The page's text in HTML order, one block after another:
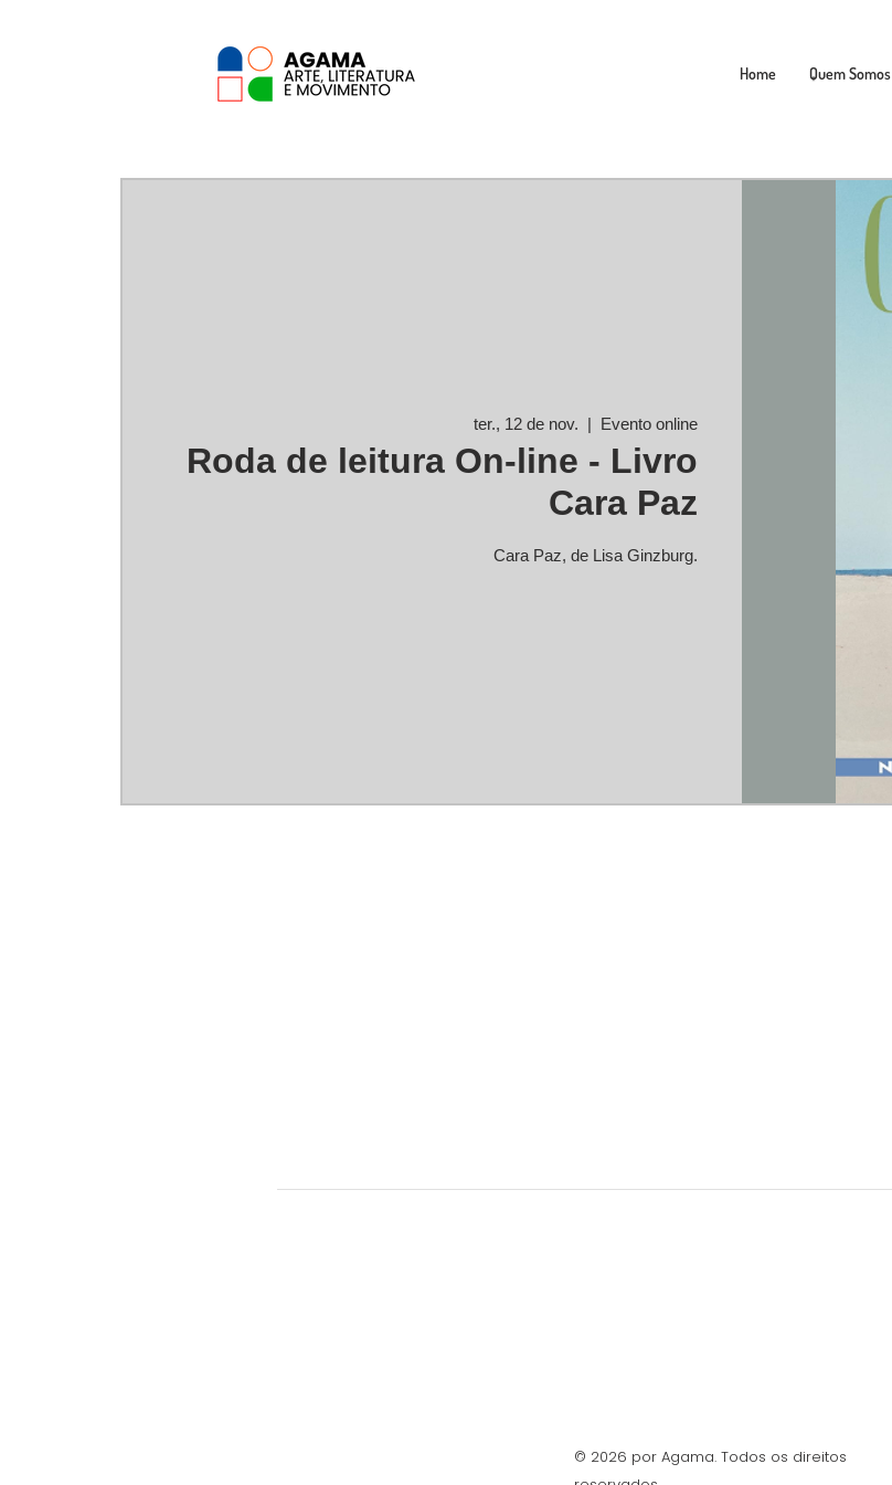
Home Quem Somos
ter., 12 de nov.
  |
Evento online
Roda de leitura On-line - Livro
Cara Paz
Cara Paz, de Lisa Ginzburg.
© 2026 por Agama. Todos os direitos